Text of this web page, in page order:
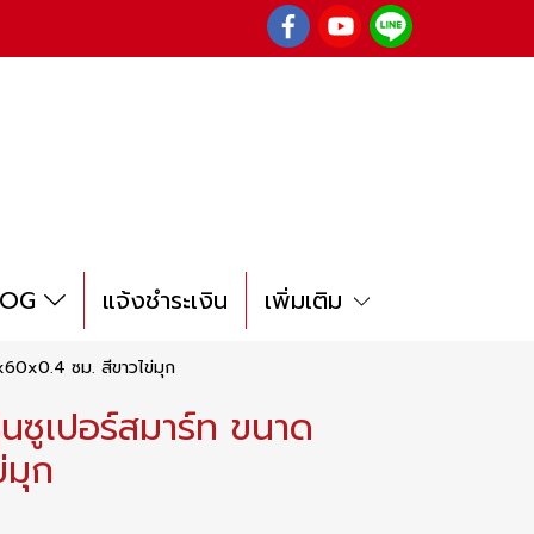
แจ้งชำระเงิน เพิ่มเติม
ซม. สีขาวไข่มุก
ซูเปอร์สมาร์ท ขนาด
ก